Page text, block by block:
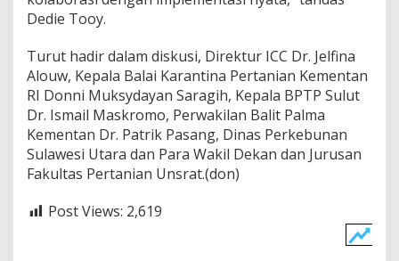
Dedie Tooy.
Turut hadir dalam diskusi, Direktur ICC Dr. Jelfina
Alouw, Kepala Balai Karantina Pertanian Kementan
RI Donni Muksydayan Saragih, Kepala BPTP Sulut
Dr. Ismail Maskromo, Perwakilan Balit Palma
Kementan Dr. Patrik Pasang, Dinas Perkebunan
Sulawesi Utara dan Para Wakil Dekan dan Jurusan
Fakultas Pertanian Unsrat.(don)
Post Views: 2,619